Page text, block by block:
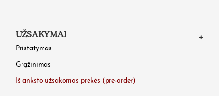
UŽSAKYMAI
Pristatymas
Grąžinimas
Iš anksto užsakomos prekės (pre-order)